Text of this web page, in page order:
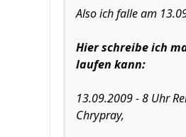
Also ich falle am
Hier schreibe ich
laufen kann:
13.09.2009 - 8 Uhr
Chrypray,